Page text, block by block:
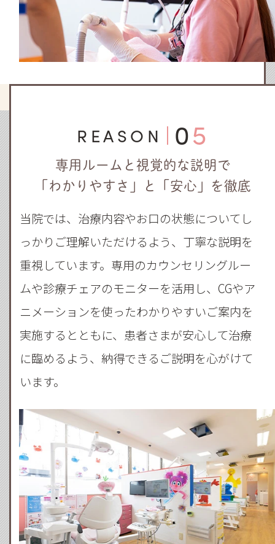
REASON 05
専用ルームと視覚的な説明で
「わかりやすさ」と「安心」を徹底
当院では、治療内容やお口の状態についてし
っかりご理解いただけるよう、丁寧な説明を
重視しています。専用のカウンセリングルー
ムや診療チェアのモニターを活用し、CGやア
ニメーションを使ったわかりやすいご案内を
実施するとともに、患者さまが安心して治療
に臨めるよう、納得できるご説明を心がけて
います。